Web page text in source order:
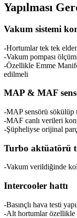
Yapılması
Vakum sistemi
-Hortumlar tek tek
-Vakum pompası
-Özellikle Emme
edilmeli
MAP & MAF
-MAP sensörü sökülüp
-MAF canlı verileri
-Şüpheliyse orijinal
Turbo aktüatörü
-Vakum verildiğinde
Intercooler hattı
-Basınçlı hava testi
-Alt hortumlar özellikle